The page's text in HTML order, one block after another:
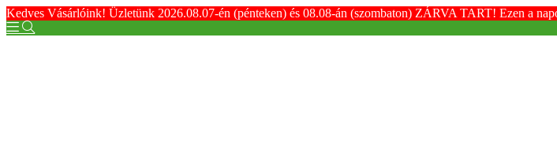
Kedves Vásárlóink! Üzletünk 2026.08.07-én (pénteken) és 08.08-án (szombaton) ZÁRVA TART! Ezen a